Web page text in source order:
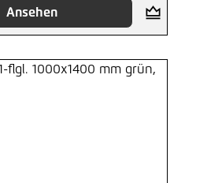
Ansehen